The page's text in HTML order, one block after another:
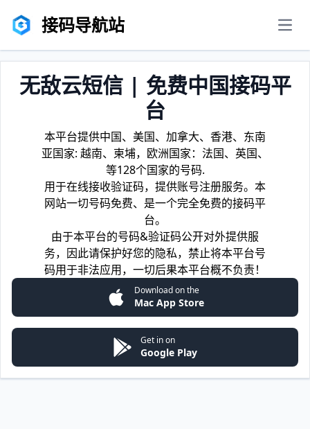
接码导航站
无敌云短信 | 免费中国接码平
台
本平台提供中国、美国、加拿大、香港、东南
亚国家: 越南、柬埔，欧洲国家：法国、英国、
等128个国家的号码.
用于在线接收验证码，提供账号注册服务。本
网站一切号码免费、是一个完全免费的接码平
台。
由于本平台的号码&验证码公开对外提供服
务，因此请保护好您的隐私，禁止将本平台号
码用于非法应用，一切后果本平台概不负责！
Download on the
Mac App Store
Get in on
Google Play